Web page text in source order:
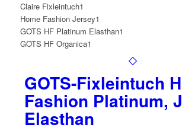
Claire Fixleintuch1
Home Fashion Jersey1
GOTS HF Platinum Elasthan1
GOTS HF Organica1
GOTS-Fixleintuch
Fashion Platinum,
Elasthan